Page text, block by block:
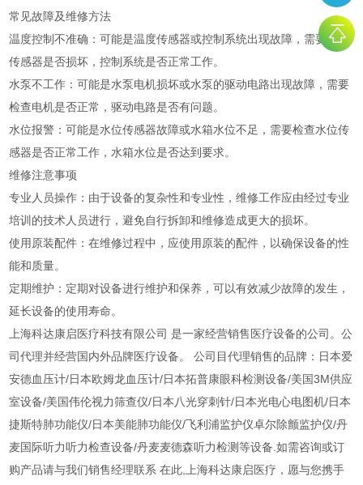
常见故障及维修方法
温度控制不准确：可能是温度传感器或控制系统出现故障，需要检查
传感器是否损坏，控制系统是否正常工作。
水泵不工作：可能是水泵电机损坏或水泵的驱动电路出现故障，需要
检查电机是否正常，驱动电路是否有问题。
水位报警：可能是水位传感器故障或水箱水位不足，需要检查水位传
感器是否正常工作，水箱水位是否达到要求。
维修注意事项
专业人员操作：由于设备的复杂性和专业性，维修工作应由经过专业
培训的技术人员进行，避免自行拆卸和维修造成更大的损坏。
使用原装配件：在维修过程中，应使用原装的配件，以确保设备的性
能和质量。
定期维护：定期对设备进行维护和保养，可以有效减少故障的发生，
延长设备的使用寿命。
上海科达康启医疗科技有限公司 是一家经营销售医疗设备的公司。公
司代理并经营国内外品牌医疗设备。 公司目代理销售的品牌：日本爱
安德血压计/日本欧姆龙血压计/日本拓普康眼科检测设备/美国3M供应
室设备/美国伟伦视力筛查仪/日本八光穿刺针/日本光电心电图机/日本
捷斯特肺功能仪/日本美能肺功能仪/飞利浦监护仪卓尔除颤监护仪/丹
麦国际听力听力检查设备/丹麦麦德森听力检测等设备.如需咨询或订
购产品请与我们销售经理联系 在此,上海科达康启医疗，愿与您携手